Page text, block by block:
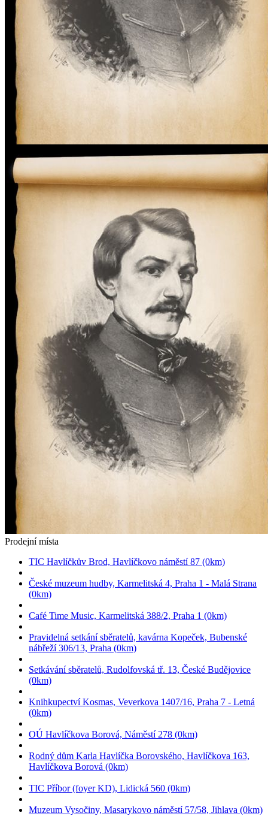
Prodejní místa
TIC Havlíčkův Brod, Havlíčkovo náměstí 87 (0km)
České muzeum hudby, Karmelitská 4, Praha 1 - Malá Strana
(0km)
Café Time Music, Karmelitská 388/2, Praha 1 (0km)
Pravidelná setkání sběratelů, kavárna Kopeček, Bubenské
nábřeží 306/13, Praha (0km)
Setkávání sběratelů, Rudolfovská tř. 13, České Budějovice
(0km)
Knihkupectví Kosmas, Veverkova 1407/16, Praha 7 - Letná
(0km)
OÚ Havlíčkova Borová, Náměstí 278 (0km)
Rodný dům Karla Havlíčka Borovského, Havlíčkova 163,
Havlíčkova Borová (0km)
TIC Příbor (foyer KD), Lidická 560 (0km)
Muzeum Vysočiny, Masarykovo náměstí 57/58, Jihlava (0km)